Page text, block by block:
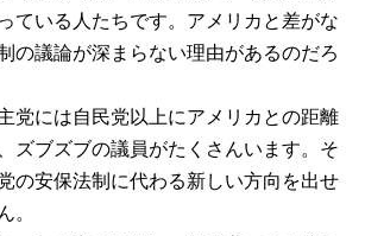
ている人たちです。アメリカと差がな
の議論が深まらない理由があるのだろ
党には自民党以上にアメリカとの距離
ズブズブの議員がたくさんいます。そ
の安保法制に代わる新しい方向を出せ
。